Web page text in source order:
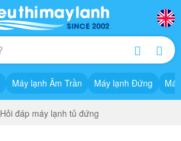
Máy lạnh Âm Trần Máy lạnh Đứng
Hỏi đáp máy lạnh tủ đứng